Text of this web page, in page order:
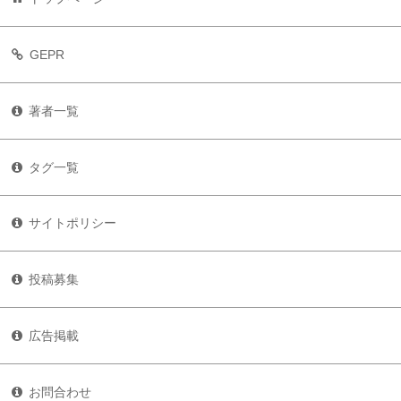
GEPR
著者一覧
タグ一覧
サイトポリシー
投稿募集
広告掲載
お問合わせ